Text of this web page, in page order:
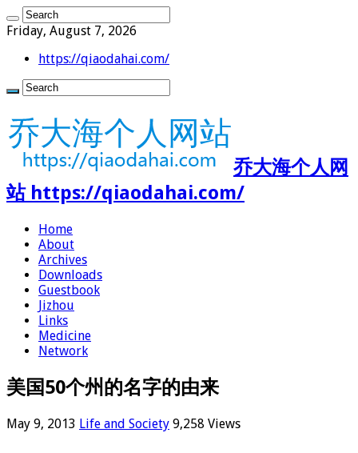
Friday, August 7, 2026
https://qiaodahai.com/
乔大海个人网
站 https://qiaodahai.com/
Home
About
Archives
Downloads
Guestbook
Jizhou
Links
Medicine
Network
美国50个州的名字的由来
May 9, 2013 Life and Society 9,258 Views